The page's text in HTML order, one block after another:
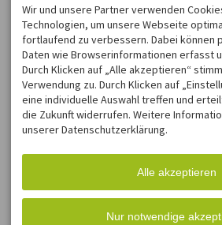
KONTAKT
Westallgäu Tourismus e. V.
Museumsplatz 1
88161 Lindenberg im Allgäu
DEUTSCHLAND
Tel.+49 8382 270 431
Fax +49 8382 270 774 31
info@westallgaeu.de
ZAUBER
Schönheit
Hügel sind
lieblich und
Horizont
blühenden
Wäldern,
Dörfern und
Wir und unsere Partner verwenden
Technologien, um unsere Webseite
fortlaufend zu verbessern. Dabei können
Daten wie Browserinformationen erfasst
Durch Klicken auf „Alle akzeptieren“
Verwendung zu. Durch Klicken auf
eine individuelle Auswahl treffen und
die Zukunft widerrufen. Weitere
unserer Datenschutzerklärung.
Alle akzeptieren
Nur notwendige